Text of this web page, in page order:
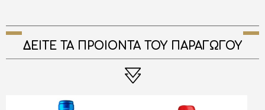
ΔΕΙΤΕ ΤΑ ΠΡΟΙΟΝΤΑ ΤΟΥ ΠΑΡΑΓΩΓΟΥ